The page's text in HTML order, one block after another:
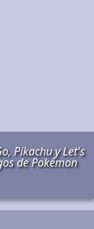
Pikachu y Let's
de Pokémon